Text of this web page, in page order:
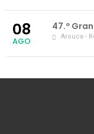
08
AGO
47.º
Arouca -